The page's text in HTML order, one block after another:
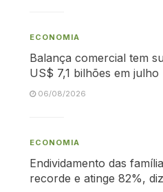
ECONOMIA
Balança comercial tem
US$ 7,1 bilhões em julho
06/08/2026
ECONOMIA
Endividamento das
recorde e atinge 82%,